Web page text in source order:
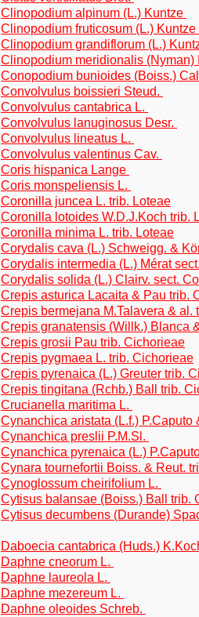
Clinopodium alpinum (L.) Kuntze
Clinopodium fruticosum (L.) Kuntze
Clinopodium grandiflorum (L.)
Clinopodium meridionalis (Nyman)
Conopodium bunioides (Boiss.)
Convolvulus boissieri Steud.
Convolvulus cantabrica L.
Convolvulus lanuginosus Desr.
Convolvulus lineatus L.
Convolvulus valentinus Cav.
Coris hispanica Lange
Coris monspeliensis L.
Coronilla juncea L. trib. Loteae
Coronilla lotoides W.D.J.Koch trib.
Coronilla minima L. trib. Loteae
Corydalis cava (L.) Schweigg. &
Corydalis intermedia (L.) Mérat
Corydalis solida (L.) Clairv. sect.
Crepis asturica Lacaita & Pau trib.
Crepis bermejana M.Talavera & al.
Crepis granatensis (Willk.) Blanca
Crepis grosii Pau trib. Cichorieae
Crepis pygmaea L. trib. Cichorieae
Crepis pyrenaica (L.) Greuter trib.
Crepis tingitana (Rchb.) Ball trib.
Crucianella maritima L.
Cynanchica aristata (L.f.)
Cynanchica preslii P.M.Sl.
Cynanchica pyrenaica (L.)
Cynara tournefortii Boiss. & Reut.
Cynoglossum cheirifolium L.
Cytisus balansae (Boiss.) Ball trib.
Cytisus decumbens (Durande)
Daboecia cantabrica (Huds.)
Daphne cneorum L.
Daphne laureola L.
Daphne mezereum L.
Daphne oleoides Schreb.